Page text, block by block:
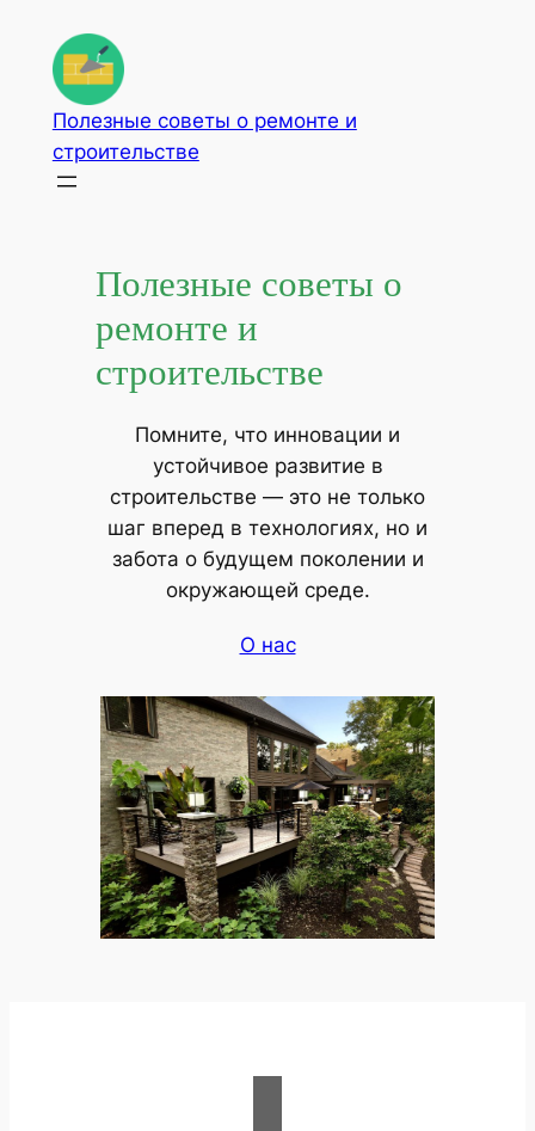
содержимому
Полезные советы о ремонте и
строительстве
Полезные советы о
ремонте и
строительстве
Помните, что инновации и
устойчивое развитие в
строительстве — это не только
шаг вперед в технологиях, но и
забота о будущем поколении и
окружающей среде.
О нас